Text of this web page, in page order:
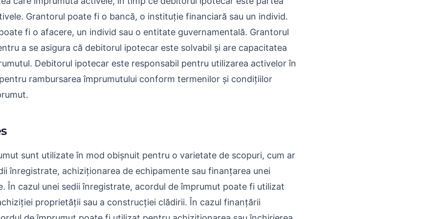
Grantorul poate fi o bancă, o instituție financiară sau un individ.
fi o afacere, un individ sau o entitate guvernamentală. Grantorul
a se asigura că debitorul ipotecar este solvabil și are capacitatea
Debitorul ipotecar este responsabil pentru utilizarea activelor în
rambursarea împrumutului conform termenilor și condițiilor
sunt utilizate în mod obișnuit pentru o varietate de scopuri, cum ar
înregistrate, achiziționarea de echipamente sau finanțarea unei
În cazul unei sedii înregistrate, acordul de împrumut poate fi utilizat
proprietății sau a construcției clădirii. În cazul finanțării